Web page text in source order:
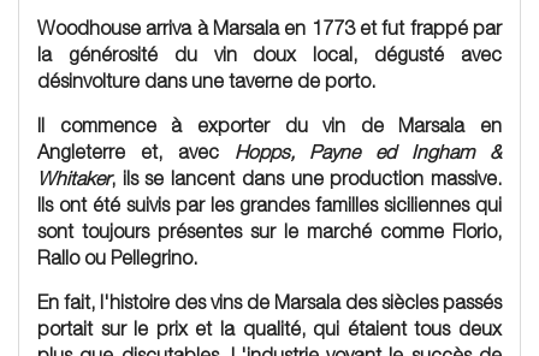
Woodhouse arriva à Marsala en 1773 et fut frappé par
la générosité du vin doux local, dégusté avec
désinvolture dans une taverne de porto.
Il commence à exporter du vin de Marsala en
Angleterre et, avec Hopps, Payne ed Ingham &
Whitaker, ils se lancent dans une production massive.
Ils ont été suivis par les grandes familles siciliennes qui
sont toujours présentes sur le marché comme Florio,
Rallo ou Pellegrino.
En fait, l'histoire des vins de Marsala des siècles passés
portait sur le prix et la qualité, qui étaient tous deux